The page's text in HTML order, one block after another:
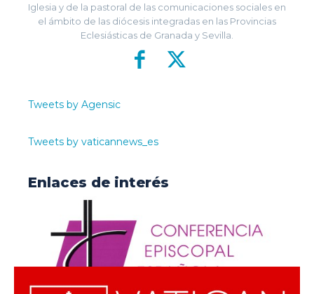
Iglesia y de la pastoral de las comunicaciones sociales en
el ámbito de las diócesis integradas en las Provincias
Eclesiásticas de Granada y Sevilla.
Tweets by Agensic
Tweets by vaticannews_es
Enlaces de interés